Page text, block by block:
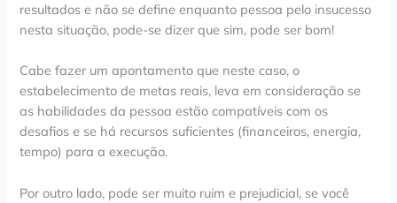
resultados e não se define enquanto pessoa pelo insucesso
nesta situação, pode-se dizer que sim, pode ser bom!
Cabe fazer um apontamento que neste caso, o
estabelecimento de metas reais, leva em consideração se
as habilidades da pessoa estão compatíveis com os
desafios e se há recursos suficientes (financeiros, energia,
tempo) para a execução.
Por outro lado, pode ser muito ruim e prejudicial, se você